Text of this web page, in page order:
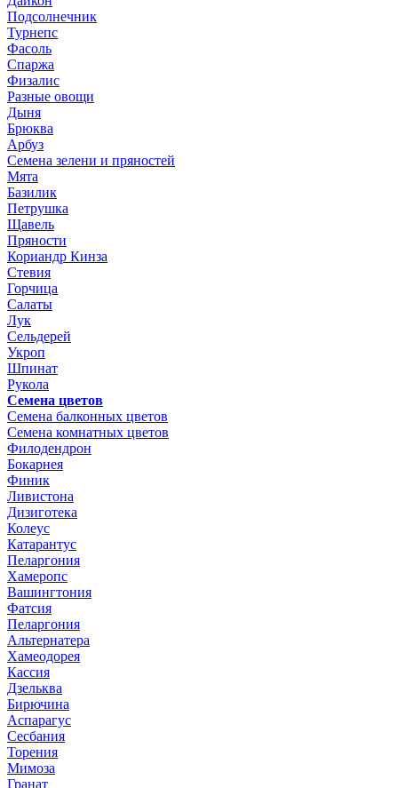
Подсолнечник
Турнепс
Фасоль
Спаржа
Физалис
Разные овощи
Дыня
Брюква
Арбуз
Семена зелени и пряностей
Мята
Базилик
Петрушка
Щавель
Пряности
Кориандр Кинза
Стевия
Горчица
Салаты
Лук
Сельдерей
Укроп
Шпинат
Рукола
Семена цветов
Семена балконных цветов
Семена комнатных цветов
Филодендрон
Бокарнея
Финик
Ливистона
Дизиготека
Колеус
Катарантус
Пеларгония
Хамеропс
Вашингтония
Фатсия
Пеларгония
Альтернатера
Хамеодорея
Кассия
Дзельква
Бирючина
Аспарагус
Сесбания
Торения
Мимоза
Гранат